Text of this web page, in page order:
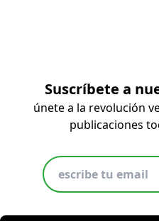
Suscríbete a
únete a la revolución
publicaciones